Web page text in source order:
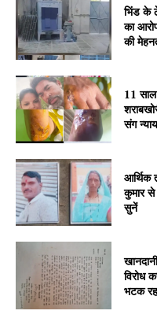
Company
About
Contact us
Subscription Plans
My account
भिंड के
का
की
11 साल
संग
आर्थिक
कुमार से
सुनें
विरोध
भटक